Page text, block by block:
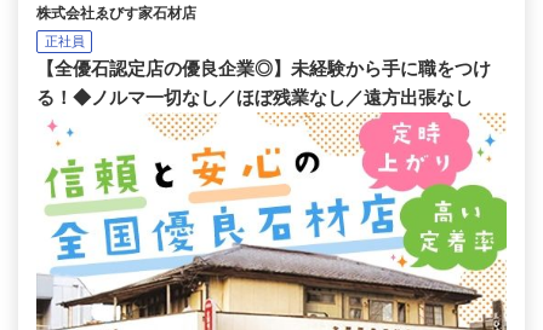
株式会社ゑびす家石材店
正社員
【全優石認定店の優良企業◎】未経験から手に職をつけ
る！◆ノルマ一切なし／ほぼ残業なし／遠方出張なし